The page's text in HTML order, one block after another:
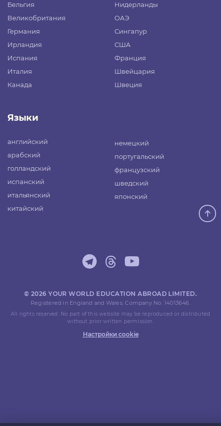
Бельгия
Великобритания
Германия
Ирландия
Испания
Италия
Канада
Нидерланды
ОАЭ
Сингапур
США
Франция
Швейцария
Швеция
Языки
английский
арабский
голландский
испанский
итальянский
китайский
немецкий
португальский
французский
шведский
японский
© 2026 YOUR WORLD EDUCATION ABROAD LIMITED.
Registered in England and Wales. Company No. 14013646.
All rights reserved. No part of this website may be reproduced or distributed
without prior written permission.
Настройки cookie